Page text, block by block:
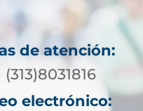
de atención:
(313)8031816
electrónico: